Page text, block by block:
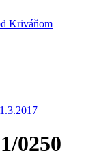
Kriváňom
0250